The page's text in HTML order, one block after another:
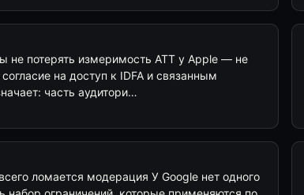
не потерять измеримость ATT у Apple — не
на доступ к IDFA и связанным
часть аудитори…
ломается модерация У Google нет одного